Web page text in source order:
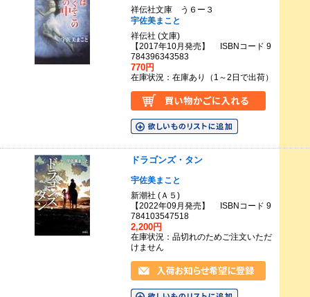
祥伝社文庫 う６ー３
宇佐美まこと
祥伝社 (文庫)
【2017年10月発売】 ISBNコード 9
784396343583
770円
在庫状況：在庫あり（1～2日で出荷）
ドラゴンズ・タン
宇佐美まこと
新潮社 (Ａ５)
【2022年09月発売】 ISBNコード 9
784103547518
2,200円
在庫状況：品切れのためご注文いただ
けません